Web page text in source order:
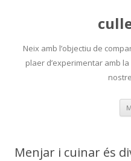
Neix amb l’objectiu de
plaer d’experimentar amb
Menjar i cuinar és